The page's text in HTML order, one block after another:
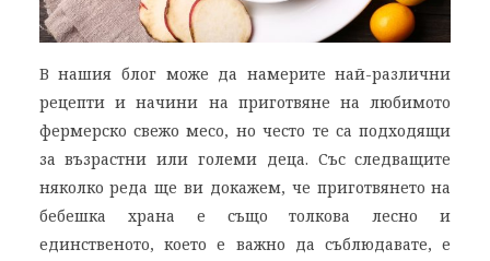
В нашия блог може да намерите най-различни
рецепти и начини на приготвяне на любимото
фермерско свежо месо, но често те са подходящи
за възрастни или големи деца. Със следващите
няколко реда ще ви докажем, че приготвянето на
бебешка храна е също толкова лесно и
единственото, което е важно да съблюдавате, е